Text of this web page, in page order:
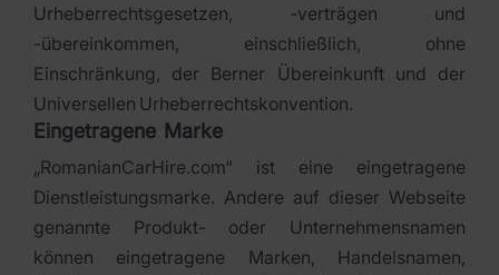
Urheberrechtsgesetzen, -verträgen und
-übereinkommen, einschließlich, ohne
Einschränkung, der Berner Übereinkunft und der
Universellen Urheberrechtskonvention.
Eingetragene Marke
„RomanianCarHire.com“ ist eine eingetragene
Dienstleistungsmarke. Andere auf dieser Webseite
genannte Produkt- oder Unternehmensnamen
können eingetragene Marken, Handelsnamen,